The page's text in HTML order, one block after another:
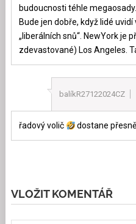
budoucnosti téhle megaosady.
Bude jen dobře, když lidé
„liberálních snů“. NewYork je
zdevastované) Los Angeles.
balíkR27122024CZ
řadový volič dostane
VLOŽIT KOMENTÁŘ